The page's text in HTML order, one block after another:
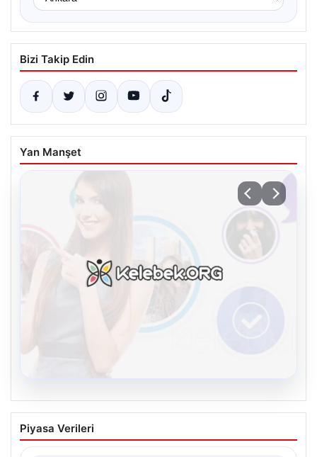
Bizi Takip Edin
Yan Manşet
Kelebek.Org İle Sanal İletişimin Güvenli
Adresi Ve Sohbet Deneyimi
Piyasa Verileri